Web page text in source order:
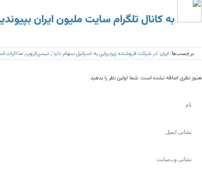
به کانال تلگرام سایت ملیون ایران
برچسب‌ها: ایران 'در شرکت فروشنده زیردریایی به اسرائیل سهام دارد' تیسن‌کروپ مذاکرات
هنوز نظری اضافه نشده است. شما اولین نظر را بدهید.